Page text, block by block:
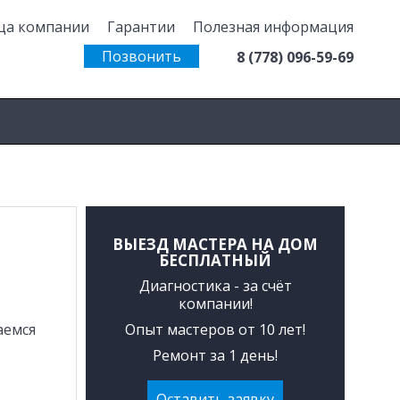
компании Гарантии
Полезная информация
Позвонить
8 (778) 096-59-69
ВЫЕЗД МАСТЕРА НА ДОМ
БЕСПЛАТНЫЙ
Диагностика - за счёт
компании!
Опыт мастеров от 10 лет!
Ремонт за 1 день!